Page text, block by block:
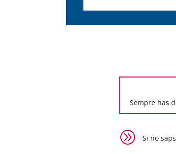
Sempre has
A Si no